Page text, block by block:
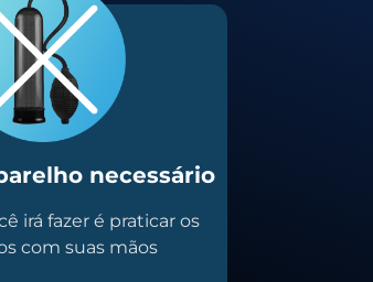
necessário
irá fazer é praticar os
com suas mãos